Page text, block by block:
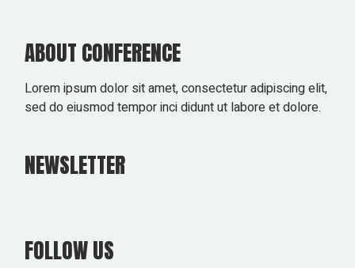
ABOUT CONFERENCE
Lorem ipsum dolor sit amet, consectetur adipiscing elit,
sed do eiusmod tempor inci didunt ut labore et dolore.
NEWSLETTER
FOLLOW US